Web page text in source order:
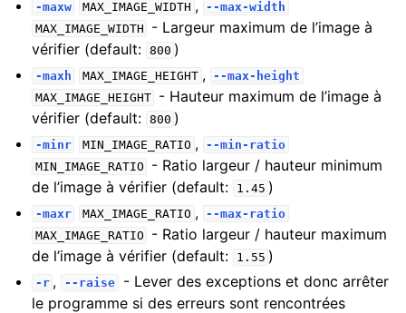
-maxw MAX_IMAGE_WIDTH ,
--max-width
MAX_IMAGE_WIDTH
- Largeur maximum de l’image à
vérifier (default: 800 )
-maxh MAX_IMAGE_HEIGHT ,
--max-height
MAX_IMAGE_HEIGHT
- Hauteur maximum de l’image à
vérifier (default: 800 )
-minr MIN_IMAGE_RATIO ,
--min-ratio
MIN_IMAGE_RATIO
- Ratio largeur / hauteur minimum
de l’image à vérifier (default:
1.45 )
-maxr MAX_IMAGE_RATIO ,
--max-ratio
MAX_IMAGE_RATIO
- Ratio largeur / hauteur maximum
de l’image à vérifier (default:
1.55 )
-r , --raise
- Lever des exceptions et donc arrêter
le programme si des erreurs sont rencontrées